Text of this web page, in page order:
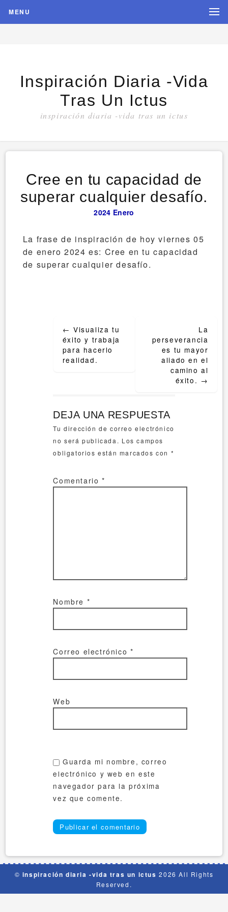
MENU
Inspiración Diaria -vida
Tras Un Ictus
inspiración diaria -vida tras un ictus
Cree en tu capacidad de
superar cualquier desafío.
2024 Enero
La frase de inspiración de hoy viernes 05
de enero 2024 es: Cree en tu capacidad
de superar cualquier desafío.
navigation
← Visualiza tu
éxito y trabaja
para hacerlo
realidad.
La
perseverancia
es tu mayor
aliado en el
camino al
éxito. →
DEJA UNA RESPUESTA
Tu dirección de correo electrónico
no será publicada. Los campos
obligatorios están marcados con *
Comentario*
Nombre *
Correo electrónico *
Web
Guarda mi nombre, correo
electrónico y web en este
navegador para la próxima
vez que comente.
© inspiración diaria -vida tras un ictus 2026 All Rights
Reserved.